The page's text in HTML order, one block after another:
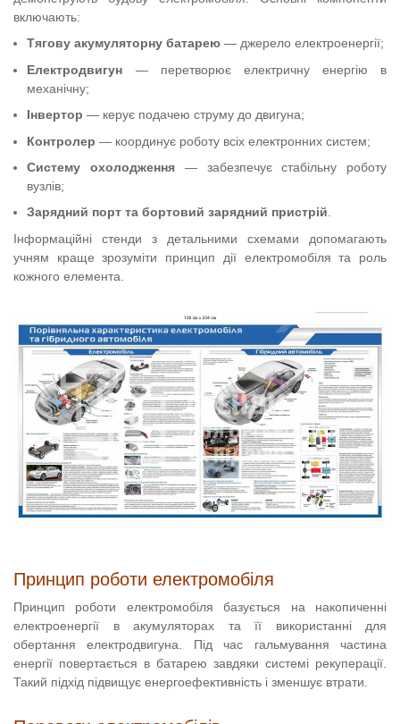
включають:
Тягову акумуляторну батарею — джерело електроенергії;
Електродвигун — перетворює електричну енергію в
механічну;
Інвертор — керує подачею струму до двигуна;
Контролер — координує роботу всіх електронних систем;
Систему охолодження — забезпечує стабільну роботу
вузлів;
Зарядний порт та бортовий зарядний пристрій.
Інформаційні стенди з детальними схемами допомагають
учням краще зрозуміти принцип дії електромобіля та роль
кожного елемента.
Принцип роботи електромобіля
Принцип роботи електромобіля базується на накопиченні
електроенергії в акумуляторах та її використанні для
обертання електродвигуна. Під час гальмування частина
енергії повертається в батарею завдяки системі рекуперації.
Такий підхід підвищує енергоефективність і зменшує втрати.